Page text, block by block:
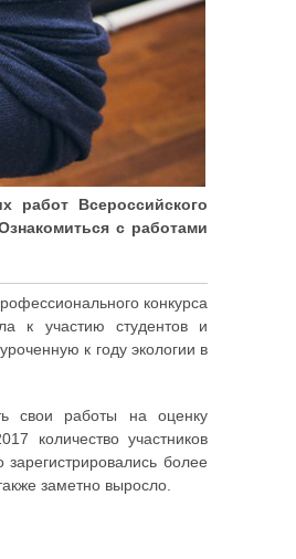
работ Всероссийского
с работами
конкурса
к участию студентов и
к году экологии в
свои работы на оценку
количество участников
более
заметно выросло.